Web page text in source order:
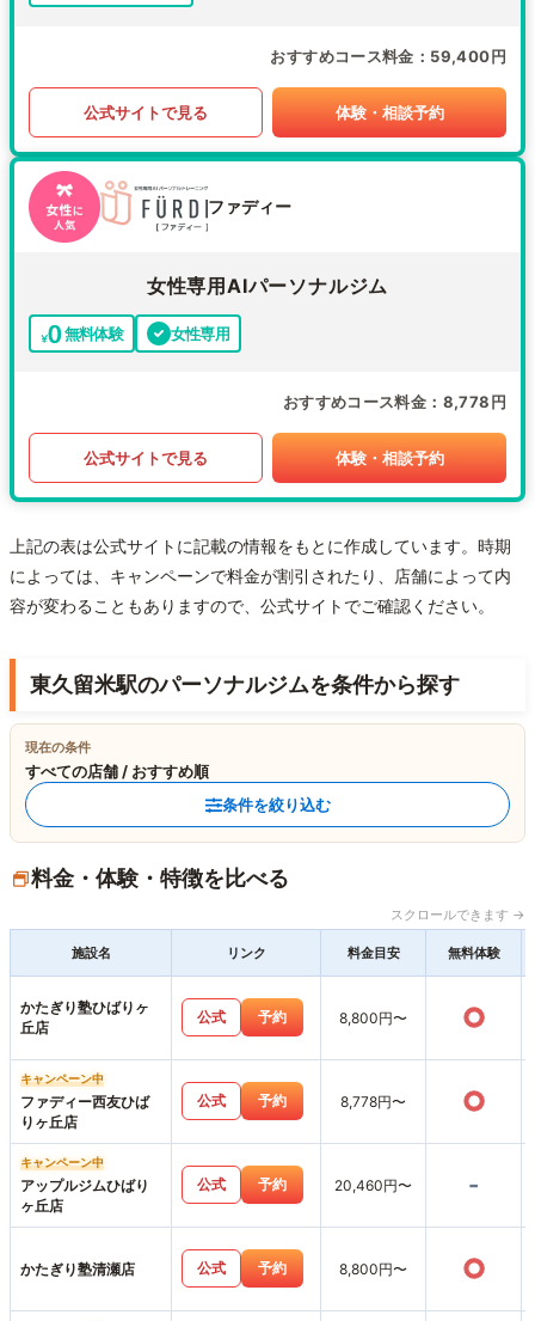
おすすめコース料金 59,400円
公式サイトで見る 体験・相談予約
ファディー
女性専用AIパーソナルジム
無料体験 女性専用
おすすめコース料金 8,778円
公式サイトで見る 体験・相談予約
上記の表は公式サイトに記載の情報をもとに作成しています。時期
によっては、キャンペーンで料金が割引されたり、店舗によって内
容が変わることもありますので、公式サイトでご確認ください。
東久留米駅のパーソナルジムを条件から探す
現在の条件
すべての店舗 / おすすめ順
条件を絞り込む
料金・体験・特徴を比べる
スクロールできます →
施設名 リンク 料金目安 無料体験
かたぎり塾ひばりヶ
丘店
公式 予約 8,800円〜 ○
キャンペーン中
ファディー西友ひば
りヶ丘店
公式 予約 8,778円〜 ○
キャンペーン中
アップルジムひばり
ヶ丘店
公式 予約 20,460円〜 -
かたぎり塾清瀬店 公式 予約 8,800円〜 ○